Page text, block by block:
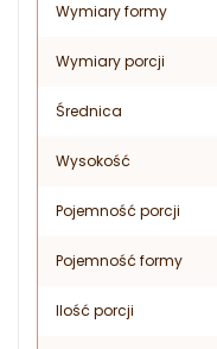
Wymiary formy
Wymiary porcji
Średnica
Wysokość
Pojemność porcji
Pojemność formy
Ilość porcji